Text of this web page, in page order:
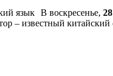
В воскресенье,
– известный